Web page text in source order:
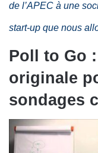
de l’APEC à une
start-up que nous
Poll to Go
originale
sondages